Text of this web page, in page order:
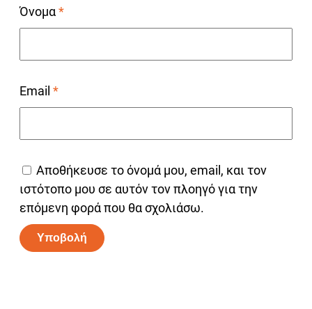
Όνομα*
Email *
Αποθήκευσε το όνομά μου, email, και τον
ιστότοπο μου σε αυτόν τον πλοηγό για την
επόμενη φορά που θα σχολιάσω.